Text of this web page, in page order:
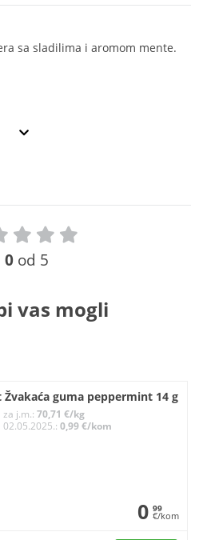
sa sladilima i aromom mente.
0 od 5
vas mogli
Žvakaća guma peppermint 14 g
za j.m.:70,71 €/kg
02.05.2025.:0,99 €/kom
0 99
€/kom